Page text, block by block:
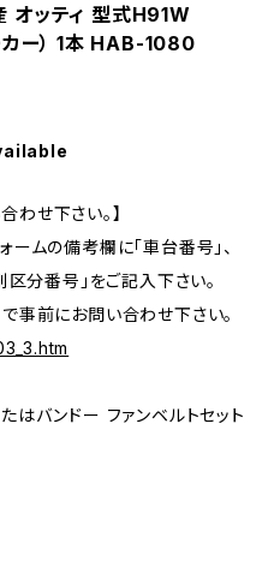
オッティ 型式H91W
ー） 1本 HAB-1080
わせ下さい。】
ームの備考欄に「車台番号」、
区分番号」をご記入下さい。
事前にお問い合わせ下さい。
はバンドー ファンベルトセット